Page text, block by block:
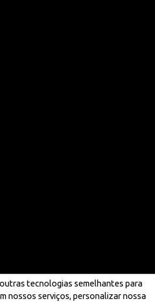
tecnologias semelhantes para
nossos serviços, personalizar nossa